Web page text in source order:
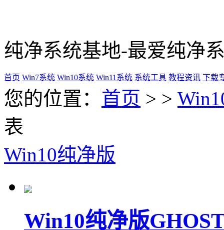
纯净系统基地-最爱纯净
首页 Win7系统 Win10系统 Win11系统 系统工具 教程资讯 下载
您的位置： 首页 > >
表
Win10纯净版
Win10纯净版